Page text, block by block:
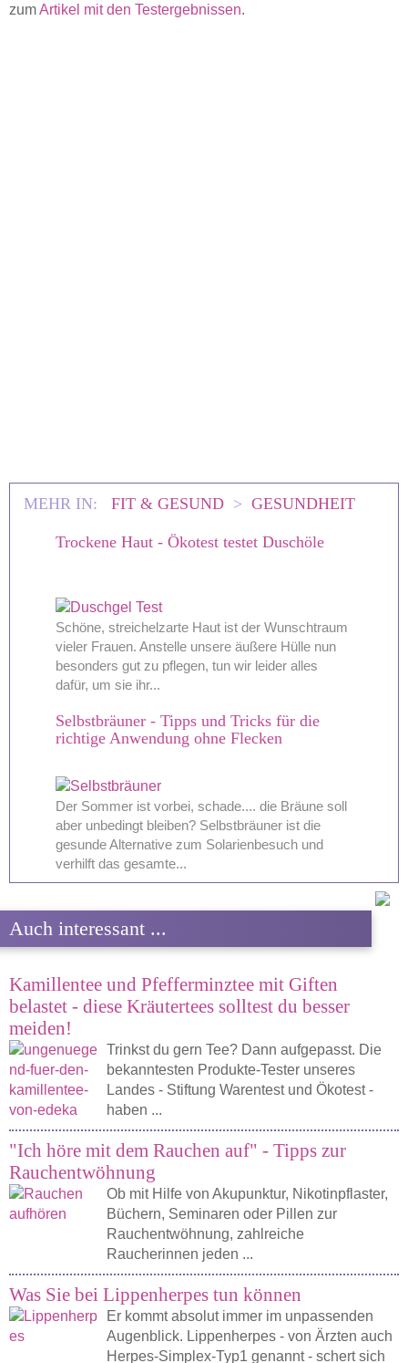
zumArtikel mit den Testergebnissen.
MEHR IN: FIT & GESUND > GESUNDHEIT
Trockene Haut - Ökotest testet Duschöle
Schöne, streichelzarte Haut ist der Wunschtraum
vieler Frauen. Anstelle unsere äußere Hülle nun
besonders gut zu pflegen, tun wir leider alles
dafür, um sie ihr...
Selbstbräuner - Tipps und Tricks für die
richtige Anwendung ohne Flecken
Der Sommer ist vorbei, schade.... die Bräune soll
aber unbedingt bleiben? Selbstbräuner ist die
gesunde Alternative zum Solarienbesuch und
verhilft das gesamte...
Auch interessant ...
Kamillentee und Pfefferminztee mit Giften
belastet - diese Kräutertees solltest du besser
meiden!
Trinkst du gern Tee? Dann aufgepasst. Die
bekanntesten Produkte-Tester unseres
Landes - Stiftung Warentest und Ökotest -
haben ...
"Ich höre mit dem Rauchen auf" - Tipps zur
Rauchentwöhnung
Ob mit Hilfe von Akupunktur, Nikotinpflaster,
Büchern, Seminaren oder Pillen zur
Rauchentwöhnung, zahlreiche
Raucherinnen jeden ...
Was Sie bei Lippenherpes tun können
Er kommt absolut immer im unpassenden
Augenblick. Lippenherpes - von Ärzten auch
Herpes-Simplex-Typ1 genannt - schert sich